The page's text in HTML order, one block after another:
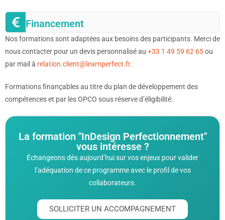
Financement
Nos formations sont adaptées aux besoins des participants. Merci de
nous contacter pour un devis personnalisé au +33 1 49 59 62 65ou
par mail à relation.client@learnperfect.fr.
Formations finançables au titre du plan de développement des
compétences et par les OPCO sous réserve d’éligibilité.
La formation "InDesign Perfectionnement"
vous intéresse ?
Échangeons dès aujourd’hui sur vos enjeux pour valider
l’adéquation de ce programme avec le profil de vos
collaborateurs.
SOLLICITER UN ACCOMPAGNEMENT